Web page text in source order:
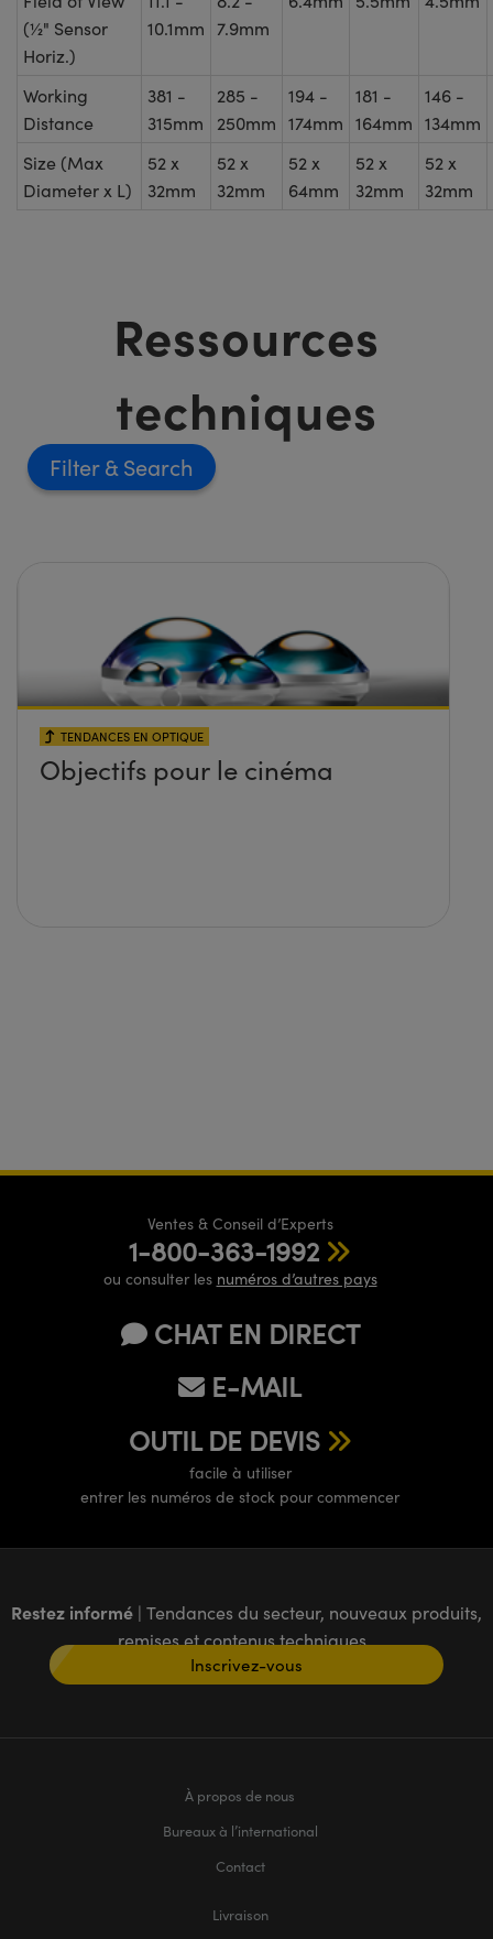
(½" Sensor
Horiz.)
10.1mm
7.9mm
Working
Distance
381 -
315mm
285 -
250mm
194 -
174mm
181 -
164mm
146 -
134mm
Size (Max
Diameter x L)
52 x
32mm
52 x
32mm
52 x
64mm
52 x
32mm
52 x
32mm
Ressources
techniques
Filter
TENDANCES EN OPTIQUE
Objectifs pour le cinéma
Ventes & Conseil d’Experts
1-800-363-1992
ou consulter les numéros d’autres pays
CHAT EN DIRECT
E-MAIL
OUTIL DE DEVIS
facile à utiliser
entrer les numéros de stock pour commencer
Restez informé | Tendances du secteur, nouveaux produits,
remises et contenus techniques
Inscrivez-vous
À propos de nous
Bureaux à l’international
Contact
Livraison